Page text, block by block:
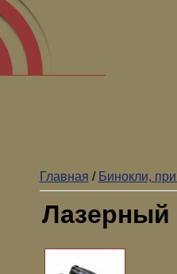
Главная / Бинокли,
Лазерный